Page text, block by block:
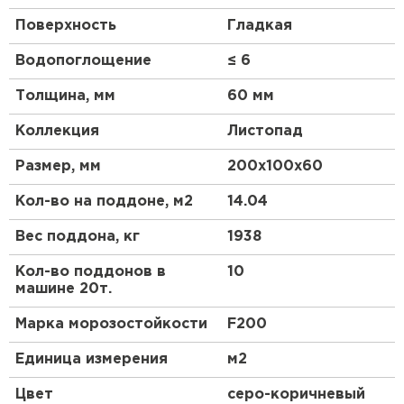
и рисунки. Размеры бруска 200х100 мм, высотой
60 мм. Плитка производителя торговой марки
срок эксплуатации и экологичность. Купить
магазине можно прямо сейчас! Предлагаем
оптимальные цены за 1 кв.м.
Поверхность Гладкая
Водопоглощение ≤ 6
Толщина, мм 60 мм
Коллекция Листопад
Размер, мм 200х100х60
Кол-во на поддоне, м2 14.04
Вес поддона, кг 1938
Кол-во поддонов в
машине 20т.
10
Марка морозостойкости F200
Единица измерения м2
Цвет серо-коричневый